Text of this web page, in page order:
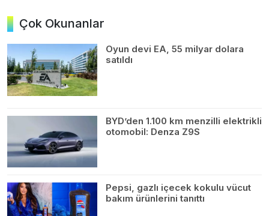
Çok Okunanlar
Oyun devi EA, 55 milyar dolara
satıldı
BYD’den 1.100 km menzilli elektrikli
otomobil: Denza Z9S
Pepsi, gazlı içecek kokulu vücut
bakım ürünlerini tanıttı